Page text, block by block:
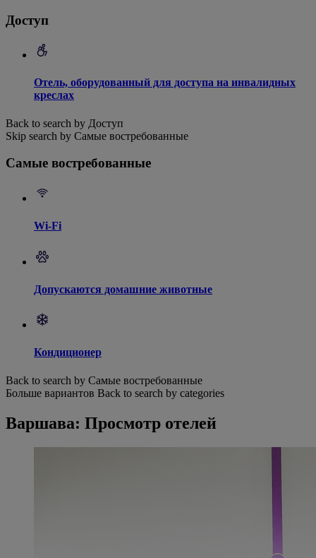
Доступ
Отель, оборудованный для доступа на инвалидных
креслах
Back to search by Доступ
Skip search by Самые востребованные
Самые востребованные
Wi-Fi
Допускаются домашние животные
Кондиционер
Back to search by Самые востребованные
Больше вариантов Back to search by categories
Варшава: Просмотр отелей